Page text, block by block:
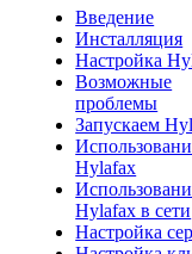
Введение
Инсталляция
Настройка
Возможные
проблемы
Запускаем
Hylafax
Hylafax в сети
Настройка